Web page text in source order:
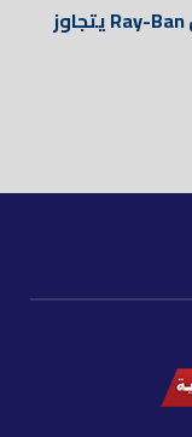
نظارات ميتا الذهبية.. إصدار فاخر من Ray-Ban يتجاوز